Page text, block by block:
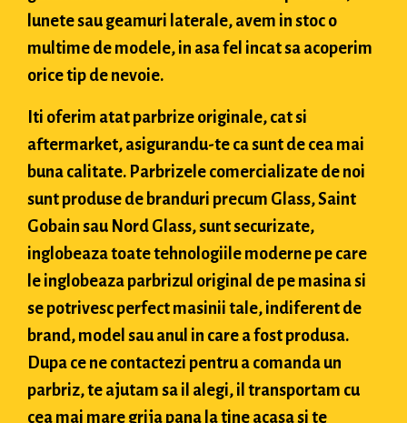
lunete sau geamuri laterale, avem in stoc o
multime de modele, in asa fel incat sa acoperim
orice tip de nevoie.
Iti oferim atat parbrize originale, cat si
aftermarket, asigurandu-te ca sunt de cea mai
buna calitate. Parbrizele comercializate de noi
sunt produse de branduri precum Glass, Saint
Gobain sau Nord Glass, sunt securizate,
inglobeaza toate tehnologiile moderne pe care
le inglobeaza parbrizul original de pe masina si
se potrivesc perfect masinii tale, indiferent de
brand, model sau anul in care a fost produsa.
Dupa ce ne contactezi pentru a comanda un
parbriz, te ajutam sa il alegi, il transportam cu
cea mai mare grija pana la tine acasa si te